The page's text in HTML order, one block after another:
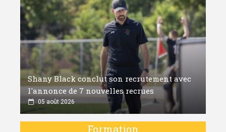
Shany Black conclut son recrutement avec
l'annonce de 7 nouvelles recrues
05 août 2026
Formation